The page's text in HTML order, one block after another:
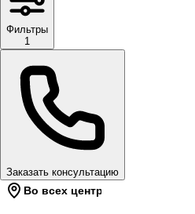
Фильтры
1
Заказать консультацию
Во всех центрах